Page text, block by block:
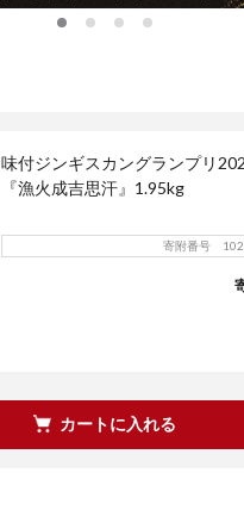
味付ジンギスカングランプリ
『漁火成吉思汗』1.95kg
寄附番号
カートに入れる